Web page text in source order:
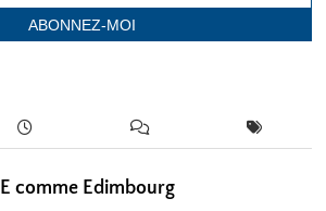
ABONNEZ-MOI
E comme Edimbourg